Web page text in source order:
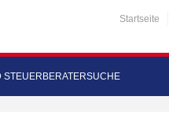
Startseite
STEUERBERATERSUCHE